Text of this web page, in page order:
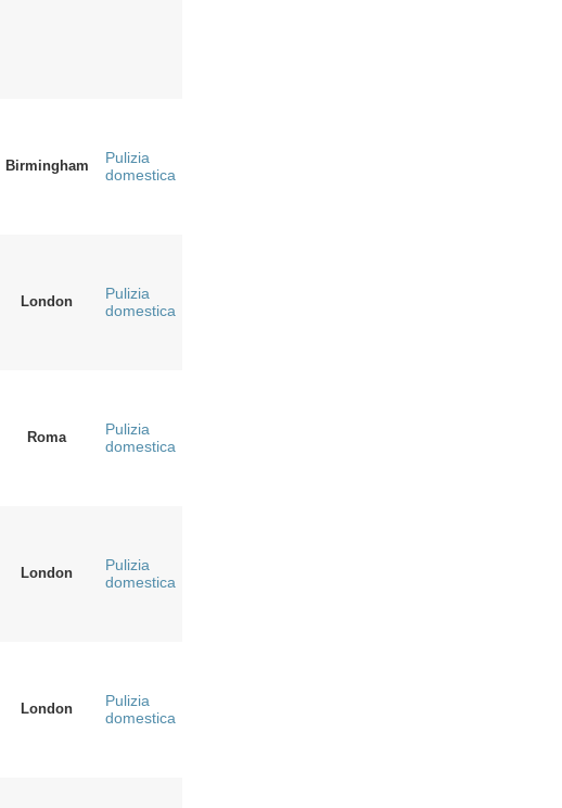
Birmingham
Pulizia
domestica
London
Pulizia
domestica
Roma
Pulizia
domestica
London
Pulizia
domestica
London
Pulizia
domestica